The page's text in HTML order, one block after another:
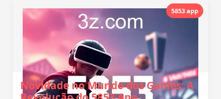
5853 app
Novidade no Mundo dos Games: A